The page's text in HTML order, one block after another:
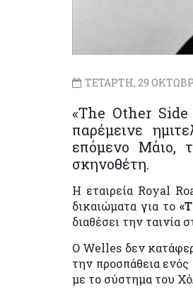
ΤΕΤΑΡΤΗ, 29
«The Other
παρέμεινε
επόμενο Μάιο,
σκηνοθέτη.
Η εταιρεία Royal
δικαιώματα για το
διαθέσει την
Ο Welles δεν
την προσπάθεια
με το σύστημα του